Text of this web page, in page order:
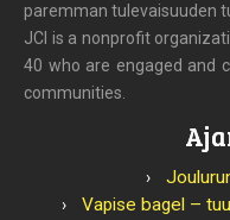
paremman tulevaisuuden
JCI is a nonprofit
40 who are engaged and
communities.
Vapise bagel –